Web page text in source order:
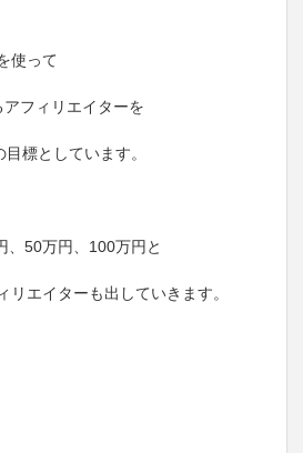
使って
フィリエイターを
標としています。
、50万円、100万円と
リエイターも出していきます。